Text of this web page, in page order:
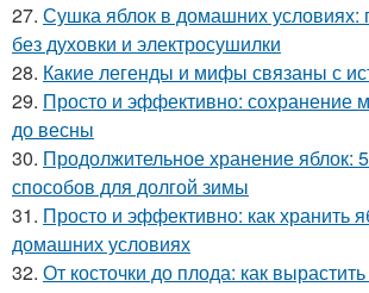
27. Сушка яблок в домашних условиях:
без духовки и электросушилки
28. Какие легенды и мифы связаны с
29. Просто и эффективно: сохранение
до весны
30. Продолжительное хранение яблок:
способов для долгой зимы
31. Просто и эффективно: как хранить
домашних условиях
32. От косточки до плода: как